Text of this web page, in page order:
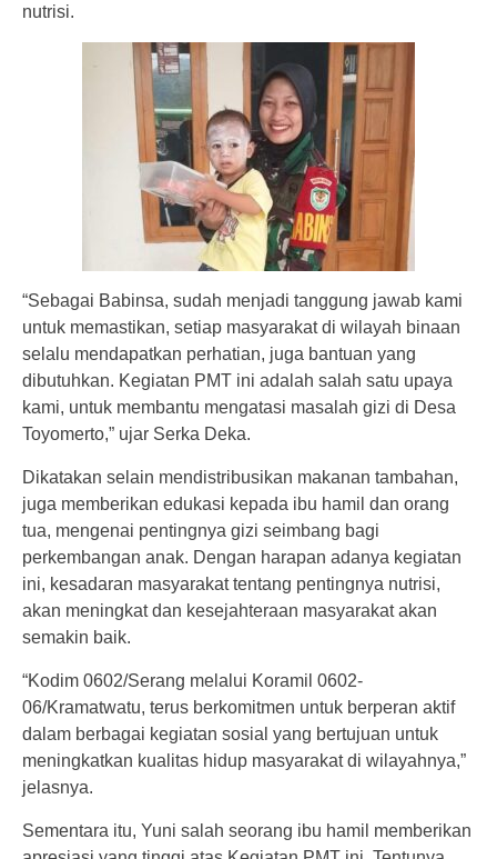
nutrisi.
“Sebagai Babinsa, sudah menjadi tanggung jawab kami
untuk memastikan, setiap masyarakat di wilayah binaan
selalu mendapatkan perhatian, juga bantuan yang
dibutuhkan. Kegiatan PMT ini adalah salah satu upaya
kami, untuk membantu mengatasi masalah gizi di Desa
Toyomerto,” ujar Serka Deka.
Dikatakan selain mendistribusikan makanan tambahan,
juga memberikan edukasi kepada ibu hamil dan orang
tua, mengenai pentingnya gizi seimbang bagi
perkembangan anak. Dengan harapan adanya kegiatan
ini, kesadaran masyarakat tentang pentingnya nutrisi,
akan meningkat dan kesejahteraan masyarakat akan
semakin baik.
“Kodim 0602/Serang melalui Koramil 0602-
06/Kramatwatu, terus berkomitmen untuk berperan aktif
dalam berbagai kegiatan sosial yang bertujuan untuk
meningkatkan kualitas hidup masyarakat di wilayahnya,”
jelasnya.
Sementara itu, Yuni salah seorang ibu hamil memberikan